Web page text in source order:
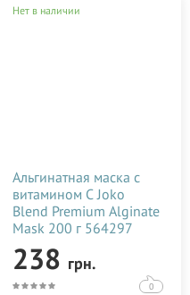
Нет в наличии
Альгинатная маска с
витамином С Joko
Blend Premium Alginate
Mask 200 г 564297
238 грн.
0